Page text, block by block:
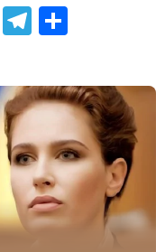
WhatsApp
Telegram